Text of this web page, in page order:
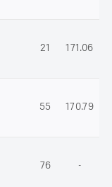
21 171.06
55 170.79
76 -